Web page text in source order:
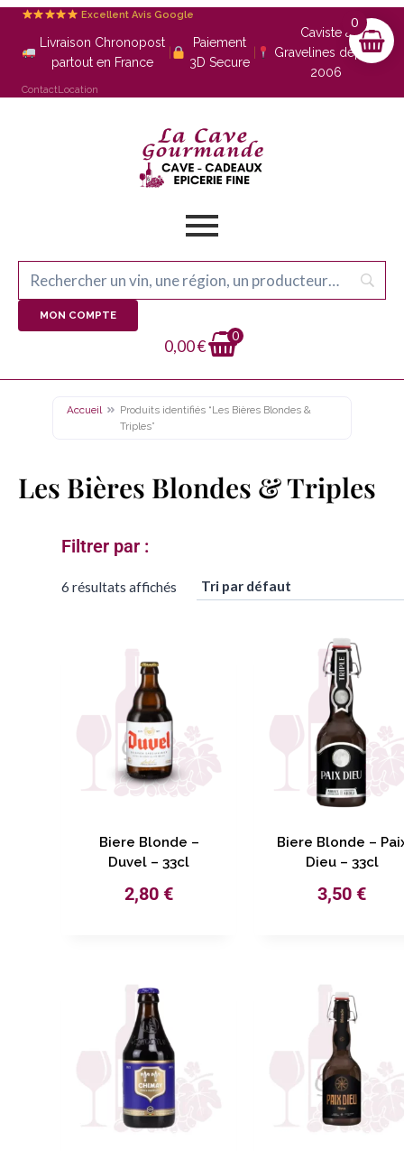
Excellent Avis Google
Livraison Chronopost
partout en France
Paiement
3D Secure
Caviste à
Gravelines depuis
2006
ContactLocation
MON COMPTE
0,00€
0
Accueil
Produits identifiés “Les Bières Blondes &
Triples”
Les Bières Blondes & Triples
Filtrer par :​
6 résultats affichés
Biere Blonde –
Duvel – 33cl
2,80 €
Biere Blonde –
Dieu – 33cl
3,50 €
0